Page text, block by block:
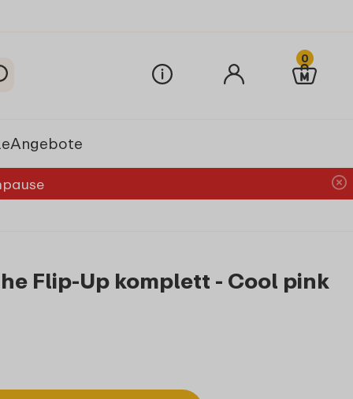
0
Angebote
Flip-Up komplett - Cool pink